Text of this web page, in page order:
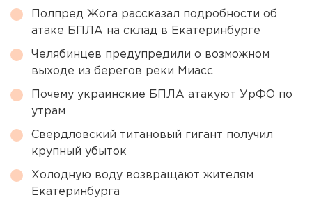
Полпред Жога рассказал подробности об
атаке БПЛА на склад в Екатеринбурге
Челябинцев предупредили о возможном
выходе из берегов реки Миасс
Почему украинские БПЛА атакуют УрФО по
утрам
Свердловский титановый гигант получил
крупный убыток
Холодную воду возвращают жителям
Екатеринбурга